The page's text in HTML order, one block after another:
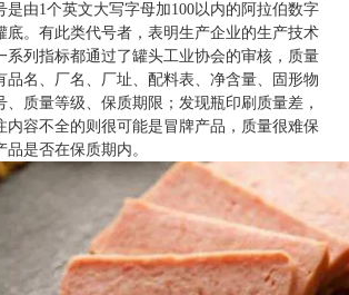
是由1个英文大写字母加100以内的阿拉伯数字
底。有此类代号者，表明生产企业的生产技术
系列指标都通过了罐头工业协会的审核，质量
品名、厂名、厂址、配料表、净含量、固形物
、质量等级、保质期限；发现瓶印刷质量差，
内容不全的则很可能是冒牌产品，质量很难保
是否在保质期内。